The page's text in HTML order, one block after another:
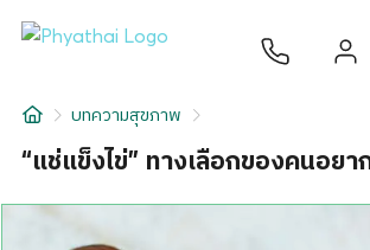
เกี่ยวกับเรา
บทความสุขภาพ
“แช่แข็งไข่” ทางเลือกของคนอยา